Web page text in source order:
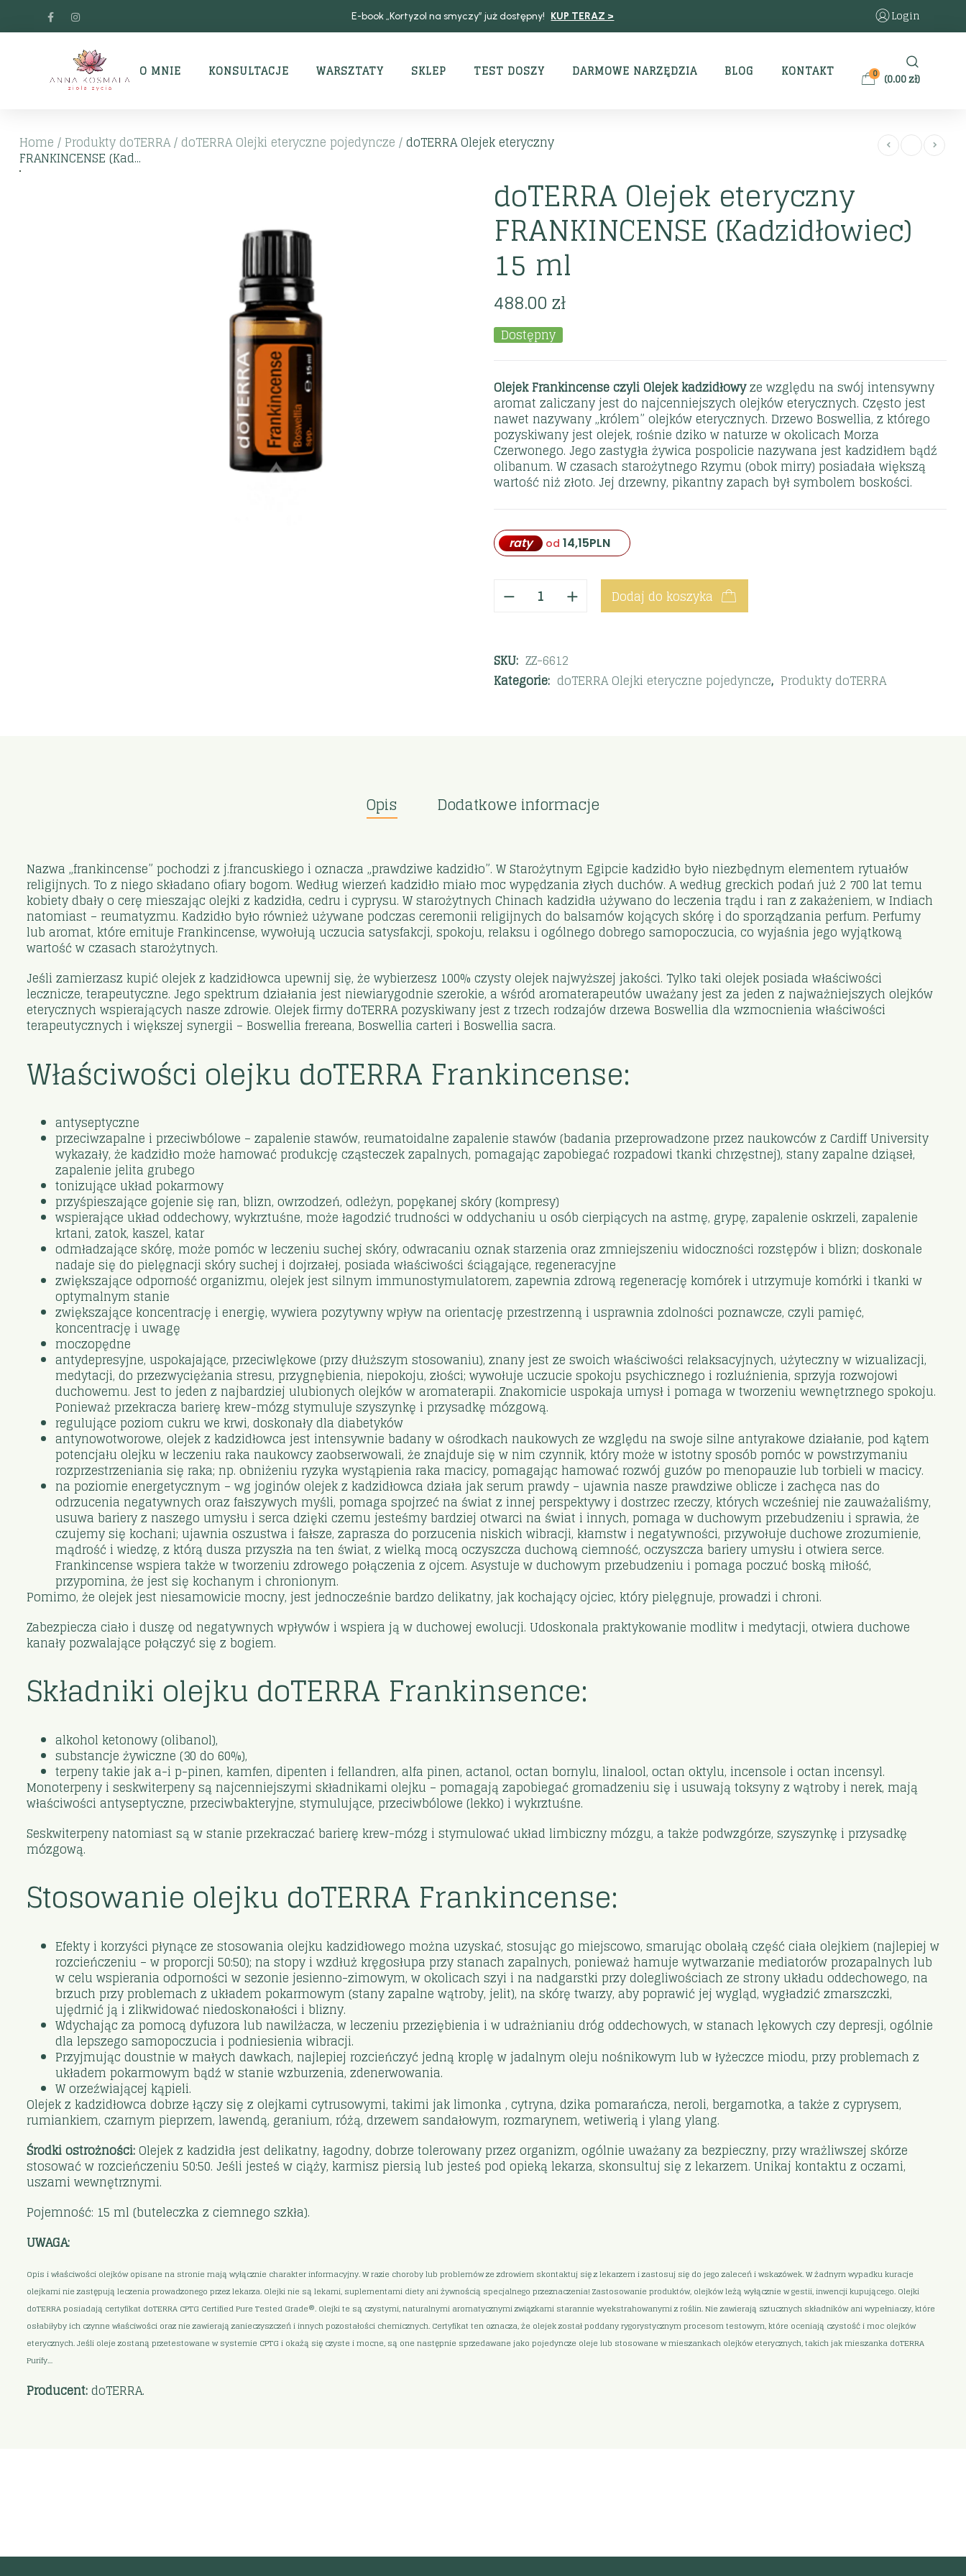
E-book „Kortyzol na smyczy” już dostępny! KUP TERAZ > Login
O MNIE KONSULTACJE WARSZTATY SKLEP TEST DOSZY DARMOWE NARZĘDZIA BLOG KONTAKT 0 (0.00zł)
Home / Produkty doTERRA/ doTERRA Olejki eteryczne pojedyncze /doTERRA Olejek eteryczny
FRANKINCENSE (Kad...
doTERRA Olejek eteryczny
FRANKINCENSE (Kadzidłowiec)
15 ml
488.00zł
Dostępny
Olejek Frankincense czyli Olejek kadzidłowyze względu na swój intensywny
aromat zaliczany jest do najcenniejszych olejków eterycznych. Często jest
nawet nazywany „królem” olejków eterycznych. Drzewo Boswellia, z którego
pozyskiwany jest olejek, rośnie dziko w naturze w okolicach Morza
Czerwonego. Jego zastygła żywica pospolicie nazywana jest kadzidłem bądź
olibanum. W czasach starożytnego Rzymu (obok mirry) posiadała większą
wartość niż złoto. Jej drzewny, pikantny zapach był symbolem boskości.
raty od 14,15PLN
Dodaj do koszyka
SKU: ZZ-6612
Kategorie: doTERRA Olejki eteryczne pojedyncze, Produkty doTERRA
Opis Dodatkowe informacje
Nazwa „frankincense” pochodzi z j.francuskiego i oznacza „prawdziwe kadzidło”. W Starożytnym Egipcie kadzidło było niezbędnym elementem rytuałów
religijnych. To z niego składano ofiary bogom. Według wierzeń kadzidło miało moc wypędzania złych duchów. A według greckich podań już 2 700 lat temu
kobiety dbały o cerę mieszając olejki z kadzidła, cedru i cyprysu. W starożytnych Chinach kadzidła używano do leczenia trądu i ran z zakażeniem, w Indiach
natomiast – reumatyzmu. Kadzidło było również używane podczas ceremonii religijnych do balsamów kojących skórę i do sporządzania perfum. Perfumy
lub aromat, które emituje Frankincense, wywołują uczucia satysfakcji, spokoju, relaksu i ogólnego dobrego samopoczucia, co wyjaśnia jego wyjątkową
wartość w czasach starożytnych.
Jeśli zamierzasz kupić olejek z kadzidłowca upewnij się, że wybierzesz 100% czysty olejek najwyższej jakości. Tylko taki olejek posiada właściwości
lecznicze, terapeutyczne. Jego spektrum działania jest niewiarygodnie szerokie, a wśród aromaterapeutów uważany jest za jeden z najważniejszych olejków
eterycznych wspierających nasze zdrowie. Olejek firmy doTERRA pozyskiwany jest z trzech rodzajów drzewa Boswellia dla wzmocnienia właściwości
terapeutycznych i większej synergii – Boswellia frereana, Boswellia carteri i Boswellia sacra.
Właściwości olejku doTERRA Frankincense:
antyseptyczne
przeciwzapalne i przeciwbólowe – zapalenie stawów, reumatoidalne zapalenie stawów (badania przeprowadzone przez naukowców z Cardiff University
wykazały, że kadzidło może hamować produkcję cząsteczek zapalnych, pomagając zapobiegać rozpadowi tkanki chrzęstnej), stany zapalne dziąseł,
zapalenie jelita grubego
tonizujące układ pokarmowy
przyśpieszające gojenie się ran, blizn, owrzodzeń, odleżyn, popękanej skóry (kompresy)
wspierające układ oddechowy, wykrztuśne, może łagodzić trudności w oddychaniu u osób cierpiących na astmę, grypę, zapalenie oskrzeli, zapalenie
krtani, zatok, kaszel, katar
odmładzające skórę, może pomóc w leczeniu suchej skóry, odwracaniu oznak starzenia oraz zmniejszeniu widoczności rozstępów i blizn; doskonale
nadaje się do pielęgnacji skóry suchej i dojrzałej, posiada właściwości ściągające, regeneracyjne
zwiększające odporność organizmu, olejek jest silnym immunostymulatorem, zapewnia zdrową regenerację komórek i utrzymuje komórki i tkanki w
optymalnym stanie
zwiększające koncentrację i energię, wywiera pozytywny wpływ na orientację przestrzenną i usprawnia zdolności poznawcze, czyli pamięć,
koncentrację i uwagę
moczopędne
antydepresyjne, uspokajające, przeciwlękowe (przy dłuższym stosowaniu), znany jest ze swoich właściwości relaksacyjnych, użyteczny w wizualizacji,
medytacji, do przezwyciężania stresu, przygnębienia, niepokoju, złości; wywołuje uczucie spokoju psychicznego i rozluźnienia, sprzyja rozwojowi
duchowemu. Jest to jeden z najbardziej ulubionych olejków w aromaterapii. Znakomicie uspokaja umysł i pomaga w tworzeniu wewnętrznego spokoju.
Ponieważ przekracza barierę krew-mózg stymuluje szyszynkę i przysadkę mózgową.
regulujące poziom cukru we krwi, doskonały dla diabetyków
antynowotworowe, olejek z kadzidłowca jest intensywnie badany w ośrodkach naukowych ze względu na swoje silne antyrakowe działanie, pod kątem
potencjału olejku w leczeniu raka naukowcy zaobserwowali, że znajduje się w nim czynnik, który może w istotny sposób pomóc w powstrzymaniu
rozprzestrzeniania się raka; np. obniżeniu ryzyka wystąpienia raka macicy, pomagając hamować rozwój guzów po menopauzie lub torbieli w macicy.
na poziomie energetycznym – wg joginów olejek z kadzidłowca działa jak serum prawdy – ujawnia nasze prawdziwe oblicze i zachęca nas do
odrzucenia negatywnych oraz fałszywych myśli, pomaga spojrzeć na świat z innej perspektywy i dostrzec rzeczy, których wcześniej nie zauważaliśmy,
usuwa bariery z naszego umysłu i serca dzięki czemu jesteśmy bardziej otwarci na świat i innych, pomaga w duchowym przebudzeniu i sprawia, że
czujemy się kochani; ujawnia oszustwa i fałsze, zaprasza do porzucenia niskich wibracji, kłamstw i negatywności, przywołuje duchowe zrozumienie,
mądrość i wiedzę, z którą dusza przyszła na ten świat, z wielką mocą oczyszcza duchową ciemność, oczyszcza bariery umysłu i otwiera serce.
Frankincense wspiera także w tworzeniu zdrowego połączenia z ojcem. Asystuje w duchowym przebudzeniu i pomaga poczuć boską miłość,
przypomina, że jest się kochanym i chronionym.
Pomimo, że olejek jest niesamowicie mocny, jest jednocześnie bardzo delikatny, jak kochający ojciec, który pielęgnuje, prowadzi i chroni.
Zabezpiecza ciało i duszę od negatywnych wpływów i wspiera ją w duchowej ewolucji. Udoskonala praktykowanie modlitw i medytacji, otwiera duchowe
kanały pozwalające połączyć się z bogiem.
Składniki olejku doTERRA Frankinsence:
alkohol ketonowy (olibanol),
substancje żywiczne (30 do 60%),
terpeny takie jak a-i p-pinen, kamfen, dipenten i fellandren, alfa pinen, actanol, octan bornylu, linalool, octan oktylu, incensole i octan incensyl.
Monoterpeny i seskwiterpeny są najcenniejszymi składnikami olejku – pomagają zapobiegać gromadzeniu się i usuwają toksyny z wątroby i nerek, mają
właściwości antyseptyczne, przeciwbakteryjne, stymulujące, przeciwbólowe (lekko) i wykrztuśne.
Seskwiterpeny natomiast są w stanie przekraczać barierę krew-mózg i stymulować układ limbiczny mózgu, a także podwzgórze, szyszynkę i przysadkę
mózgową.
Stosowanie olejku doTERRA Frankincense:
Efekty i korzyści płynące ze stosowania olejku kadzidłowego można uzyskać, stosując go miejscowo, smarując obolałą część ciała olejkiem (najlepiej w
rozcieńczeniu – w proporcji 50:50); na stopy i wzdłuż kręgosłupa przy stanach zapalnych, ponieważ hamuje wytwarzanie mediatorów prozapalnych lub
w celu wspierania odporności w sezonie jesienno-zimowym, w okolicach szyi i na nadgarstki przy dolegliwościach ze strony układu oddechowego, na
brzuch przy problemach z układem pokarmowym (stany zapalne wątroby, jelit), na skórę twarzy, aby poprawić jej wygląd, wygładzić zmarszczki,
ujędrnić ją i zlikwidować niedoskonałości i blizny.
Wdychając za pomocą dyfuzora lub nawilżacza, w leczeniu przeziębienia i w udrażnianiu dróg oddechowych, w stanach lękowych czy depresji, ogólnie
dla lepszego samopoczucia i podniesienia wibracji.
Przyjmując doustnie w małych dawkach, najlepiej rozcieńczyć jedną kroplę w jadalnym oleju nośnikowym lub w łyżeczce miodu, przy problemach z
układem pokarmowym bądź w stanie wzburzenia, zdenerwowania.
W orzeźwiającej kąpieli.
Olejek z kadzidłowca dobrze łączy się z olejkami cytrusowymi, takimi jak limonka , cytryna, dzika pomarańcza, neroli, bergamotka, a także z cyprysem,
rumiankiem, czarnym pieprzem, lawendą, geranium, różą, drzewem sandałowym, rozmarynem, wetiwerią i ylang ylang.
Środki ostrożności:Olejek z kadzidła jest delikatny, łagodny, dobrze tolerowany przez organizm, ogólnie uważany za bezpieczny, przy wrażliwszej skórze
stosować w rozcieńczeniu 50:50. Jeśli jesteś w ciąży, karmisz piersią lub jesteś pod opieką lekarza, skonsultuj się z lekarzem. Unikaj kontaktu z oczami,
uszami wewnętrznymi.
Pojemność: 15 ml (buteleczka z ciemnego szkła).
UWAGA:
Opis i właściwości olejków opisane na stronie mają wyłącznie charakter informacyjny. W razie choroby lub problemów ze zdrowiem skontaktuj się z lekarzem i zastosuj się do jego zaleceń i wskazówek. W żadnym wypadku kuracje
olejkami nie zastępują leczenia prowadzonego przez lekarza. Olejki nie są lekami, suplementami diety ani żywnością specjalnego przeznaczenia! Zastosowanie produktów, olejków leżą wyłącznie w gestii, inwencji kupującego. Olejki
doTERRA posiadają certyfikat doTERRA CPTG Certified Pure Tested Grade®. Olejki te są czystymi, naturalnymi aromatycznymi związkami starannie wyekstrahowanymi z roślin. Nie zawierają sztucznych składników ani wypełniaczy, które
osłabiłyby ich czynne właściwości oraz nie zawierają zanieczyszczeń i innych pozostałości chemicznych. Certyfikat ten oznacza, że olejek został poddany rygorystycznym procesom testowym, które oceniają czystość i moc olejków
eterycznych. Jeśli oleje zostaną przetestowane w systemie CPTG i okażą się czyste i mocne, są one następnie sprzedawane jako pojedyncze oleje lub stosowane w mieszankach olejków eterycznych, takich jak mieszanka doTERRA
Purify…
Producent:doTERRA.